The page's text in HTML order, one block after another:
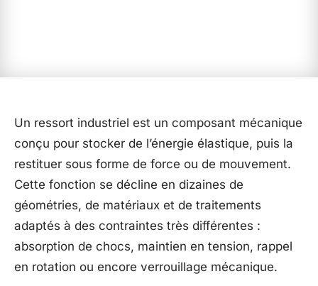
Un ressort industriel est un composant mécanique
conçu pour stocker de l’énergie élastique, puis la
restituer sous forme de force ou de mouvement.
Cette fonction se décline en dizaines de
géométries, de matériaux et de traitements
adaptés à des contraintes très différentes :
absorption de chocs, maintien en tension, rappel
en rotation ou encore verrouillage mécanique.